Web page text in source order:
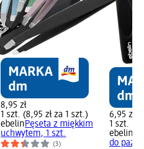
8,95 zł
1 szt. (8,95 zł za 1 szt.)
ebelinPęseta z miękkim
uchwytem, 1 szt.
(3)
6,95 zł
1 szt.
ebelin
do